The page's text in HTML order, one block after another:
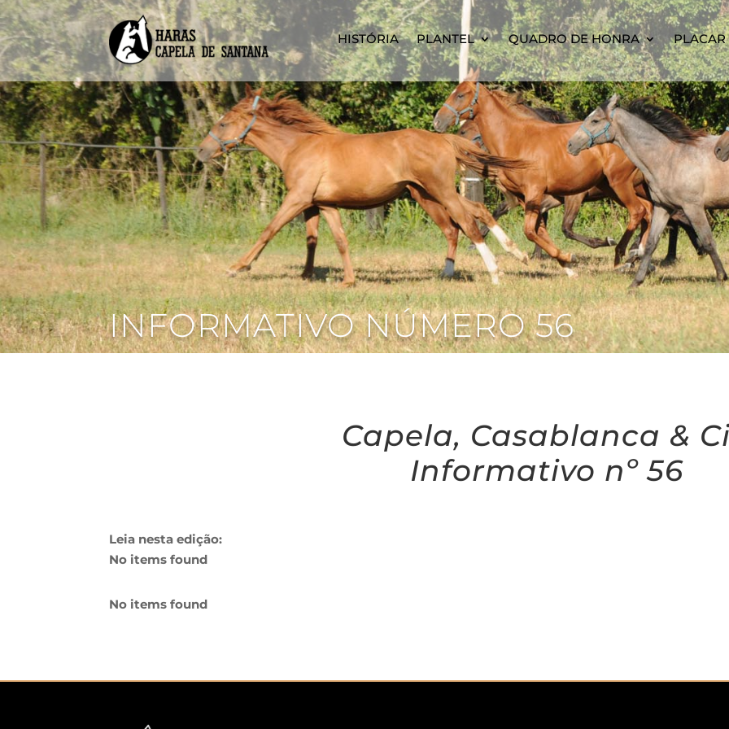
HISTÓRIA PLANTEL QUADRO DE HONRA PLACAR
INFORMATIVO NÚMERO 56
Capela, Casablanca &
Informativo nº 56
Leia nesta edição:
No items found
No items found